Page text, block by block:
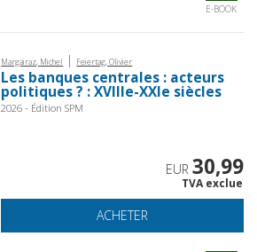
E-BOOK
Margairaz, Michel | Feiertag, Olivier
Les banques centrales : acteurs
politiques ? : XVIIIe-XXIe siècles
2026 - Édition SPM
EUR 30,99
TVA exclue
ACHETER